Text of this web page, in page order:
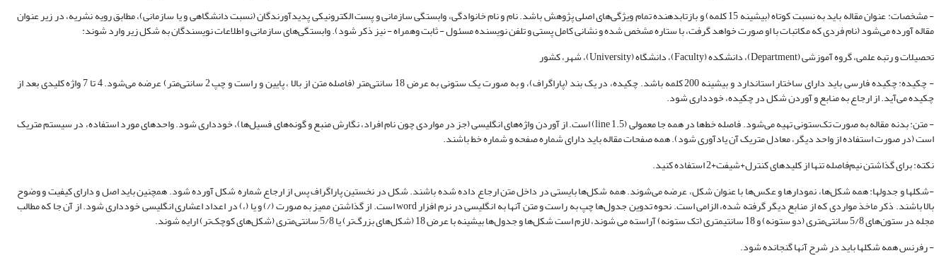
- مشخصات: عنوان مقاله باید به نسبت کوتاه (بیشینه 15 کلمه) و بازتاب‏دهنده تمام ویژگی‌های اصلی پژوهش باشد. نام و نام خانوادگی، وابستگی سازمانی و پست الکترونیکی پدیدآورندگان (نسبت دانشگاهی و یا سازمانی)، مطابق رویه نشریه، در زیر عنوان
مقاله آورده می‌شود (نام فردی که مکاتبات با او صورت خواهد گرفت، با ستاره مشخص شده و نشانی کامل پستی و تلفن نویسنده مسئول - ثابت وهمراه - نیز ذکر شود). وابستگی‌های سازمانی و اطلاعات نویسندگان به شکل زیر وارد شوند:
تحصیلات و رتبه علمی، گروه آموزشی (Department)، دانشکده (Faculty)، دانشگاه (University)، شهر، کشور
- چکیده: چکیده فارسی باید دارای ساختار استاندارد و بیشینه 200 کلمه باشد. چکیده، در یک بند (پاراگراف)، و به صورت یک ستونی به عرض 18 سانتی‌متر (فاصله متن از بالا ، پایین و راست و چپ 2 سانتی‌متر) عرضه می‌شود. 4 تا 7 واژه کلیدی بعد از
چکیده می‌آید. از ارجاع به منابع و آوردن شکل در چکیده، خودداری شود.
- متن: بدنه مقاله به صورت تک‌‏ستونی تهیه می‌شود. فاصله خط‌‏ها در همه جا معمولی (1.5 line) است. از آوردن واژه‌های انگلیسی (جز در مواردی چون نام افراد، نگارش منبع و گونه‌های فسیل‌ها)، خودداری شود. واحدهای مورد استفاده، در سیستم متریک
است (در صورت استفاده از واحد دیگر، معادل متریک آن یادآوری شود). همه صفحات مقاله باید دارای شماره صفحه و شماره خط باشند.
نکته: برای گذاشتن نیم‏‌فاصله تنها از کلیدهای کنترل+شیفت+2 استفاده کنید.
-شکل‏ها و جدول‏ها: همه شکل‌ها، نمودارها و عکس‌ها با عنوان شکل، عرضه می‌شوند. همه شکل‌ها بایستی در داخل متن ارجاع داده شده باشند. شکل در نخستین پاراگراف پس از ارجاع شماره شکل آورده شود. همچنین باید اصل و دارای کیفیت و وضوح
بالا باشند. ذکر ماخذ مواردی که از منابع دیگر گرفته شده، الزامی است. نحوه تدوین جدول‌ها چپ به راست و متن آنها به انگلیسی در نرم افزار word است. از گذاشتن ممیز به صورت (/) و یا (،) در اعداد اعشاری انگلیسی خودداری شود. از آن جا که مطالب
مجله در ستون‌های 5/8 سانتی‌متری (دو ستونه) و 18 سانتی‏متری (تک ستونه) آراسته می شوند، لازم است شکل‌ها و جدول‌ها بیشینه با عرض 18 (شکل‌های بزرگ‌تر) یا 5/8 سانتی‌متری (شکل‌های کوچک‌تر) ارایه شوند.
- رفرنس همه شکل‏ها باید در شرح آن‏ها گنجانده شود.